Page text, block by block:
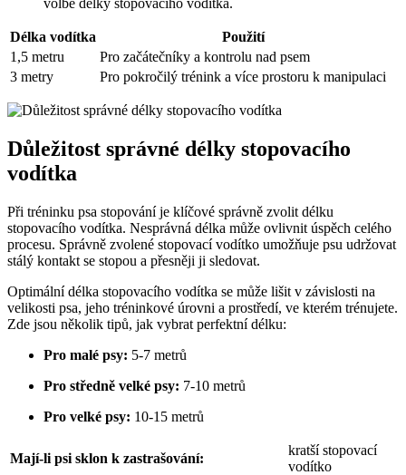
volbě délky stopovacího vodítka.
Délka vodítka
Použití
1,5 metru
Pro začátečníky a kontrolu nad psem
3 metry
Pro pokročilý trénink a více prostoru k manipulaci
Důležitost správné délky stopovacího
vodítka
Při tréninku psa stopování je klíčové správně zvolit délku
stopovacího vodítka. Nesprávná délka může ovlivnit úspěch celého
procesu. Správně zvolené stopovací vodítko umožňuje psu udržovat
stálý kontakt se stopou a přesněji ji sledovat.
Optimální délka stopovacího vodítka se může lišit v závislosti na
velikosti psa, jeho tréninkové úrovni a prostředí, ve kterém trénujete.
Zde jsou několik tipů, jak vybrat perfektní délku:
Pro malé psy: 5-7 metrů
Pro středně velké psy: 7-10 metrů
Pro velké psy: 10-15 metrů
Mají-li psi sklon k zastrašování:
kratší stopovací
vodítko